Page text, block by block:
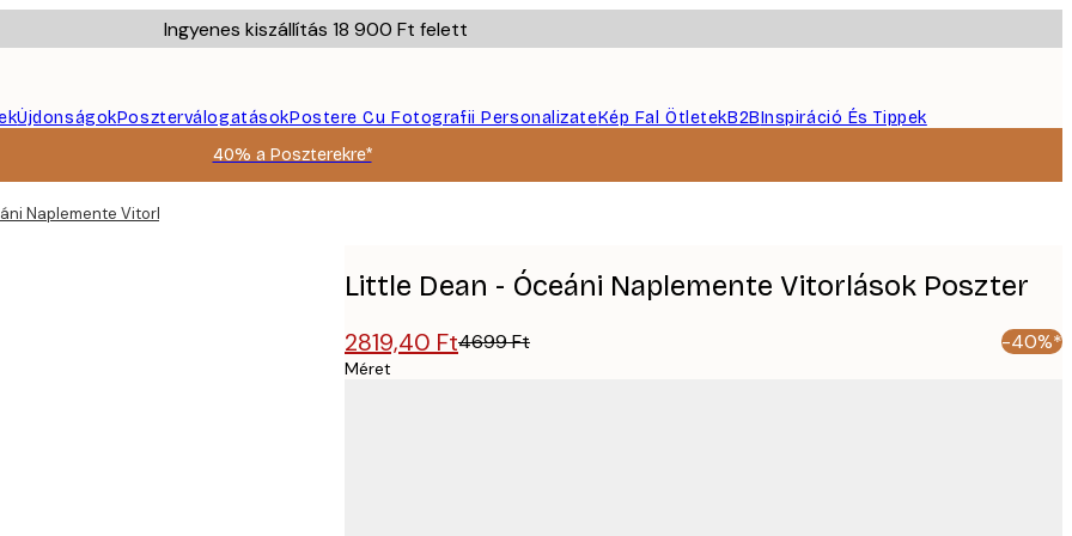
Ingyenes kiszállítás 18 900 Ft felett
ÚjdonságokPoszterválogatásokPostere Cu Fotografii PersonalizateKép Fal ÖtletekB2BInspiráció És Tippek
40% a Poszterekre*
Naplemente Vitorlások Poszter
Little Dean - Óceáni Naplemente Vitorlások Poszter
2819,40 Ft4699 Ft -40%*
Méret